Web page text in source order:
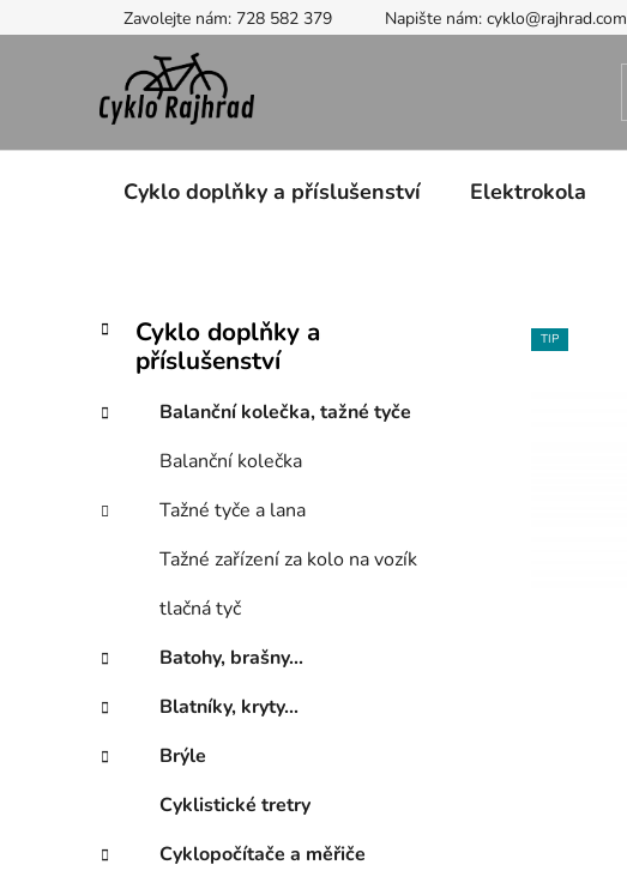
na
Zavolejte nám: 728 582 379 Napište nám: cyklo@rajhrad.com
Cyklo doplňky a příslušenství Elektrokola
P
t
n
n
e
l
Přeskočit
kategorie
K
a
g
i
e
Cyklo doplňky a
příslušenství
Balanční kolečka, tažné tyče
Balanční kolečka
Tažné tyče a lana
Tažné zařízení za kolo na vozík
tlačná tyč
Batohy, brašny...
Blatníky, kryty...
Brýle
Cyklistické tretry
Cyklopočítače a měřiče
TIP